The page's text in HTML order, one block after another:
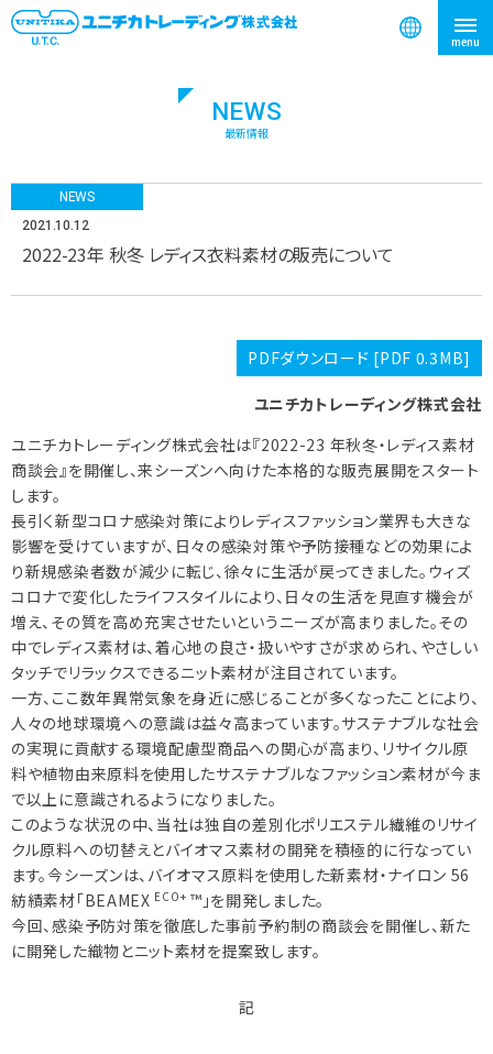
NEWS
最新情報
NEWS
2021.10.12
2022-23年 秋冬 レディス衣料素材の販売について
PDFダウンロード [PDF 0.3MB]
ユニチカトレーディング株式会社
ユニチカトレーディング株式会社は『2022-23 年秋冬・レディス素材
商談会』を開催し、来シーズンへ向けた本格的な販売展開をスタート
します。
長引く新型コロナ感染対策によりレディスファッション業界も大きな
影響を受けていますが、日々の感染対策や予防接種などの効果によ
り新規感染者数が減少に転じ、徐々に生活が戻ってきました。ウィズ
コロナで変化したライフスタイルにより、日々の生活を見直す機会が
増え、その質を高め充実させたいというニーズが高まりました。その
中でレディス素材は、着心地の良さ・扱いやすさが求められ、やさしい
タッチでリラックスできるニット素材が注目されています。
一方、ここ数年異常気象を身近に感じることが多くなったことにより、
人々の地球環境への意識は益々高まっています。サステナブルな社会
の実現に貢献する環境配慮型商品への関心が高まり、リサイクル原
料や植物由来原料を使用したサステナブルなファッション素材が今ま
で以上に意識されるようになりました。
このような状況の中、当社は独自の差別化ポリエステル繊維のリサイ
クル原料への切替えとバイオマス素材の開発を積極的に行なってい
ます。今シーズンは、バイオマス原料を使用した新素材・ナイロン 56
紡績素材「BEAMEX ECO+ ™」を開発しました。
今回、感染予防対策を徹底した事前予約制の商談会を開催し、新た
に開発した織物とニット素材を提案致します。
記